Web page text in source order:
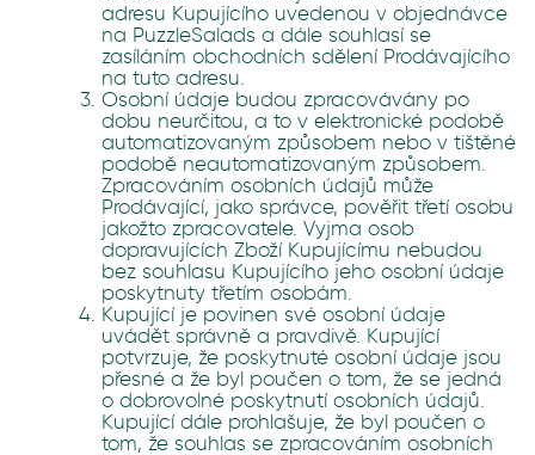
adresu Kupujícího uvedenou v objednávce
na PuzzleSalads a dále souhlasí se
zasíláním obchodních sdělení Prodávajícího
na tuto adresu.
Osobní údaje budou zpracovávány po
dobu neurčitou, a to v elektronické podobě
automatizovaným způsobem nebo v tištěné
podobě neautomatizovaným způsobem.
Zpracováním osobních údajů může
Prodávající, jako správce, pověřit třetí osobu
jakožto zpracovatele. Vyjma osob
dopravujících Zboží Kupujícímu nebudou
bez souhlasu Kupujícího jeho osobní údaje
poskytnuty třetím osobám.
Kupující je povinen své osobní údaje
uvádět správně a pravdivě. Kupující
potvrzuje, že poskytnuté osobní údaje jsou
přesné a že byl poučen o tom, že se jedná
o dobrovolné poskytnutí osobních údajů.
Kupující dále prohlašuje, že byl poučen o
tom, že souhlas se zpracováním osobních